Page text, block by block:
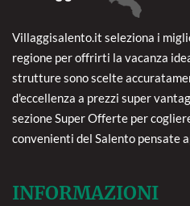
Villaggisalento.it seleziona i
regione per offrirti la vacanza
strutture sono scelte
d'eccellenza a prezzi super
sezione Super Offerte per
convenienti del Salento pensate
INFORMAZIONI